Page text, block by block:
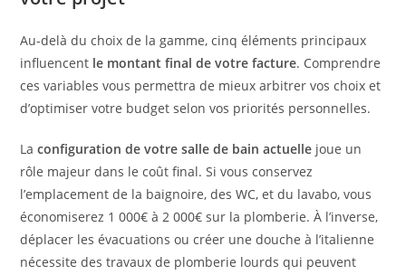
Au-delà du choix de la gamme, cinq éléments principaux
influencent le montant final de votre facture. Comprendre
ces variables vous permettra de mieux arbitrer vos choix et
d’optimiser votre budget selon vos priorités personnelles.
Laconfiguration de votre salle de bain actuelle joue un
rôle majeur dans le coût final. Si vous conservez
l’emplacement de la baignoire, des WC, et du lavabo, vous
économiserez 1 000€ à 2 000€ sur la plomberie. À l’inverse,
déplacer les évacuations ou créer une douche à l’italienne
nécessite des travaux de plomberie lourds qui peuvent